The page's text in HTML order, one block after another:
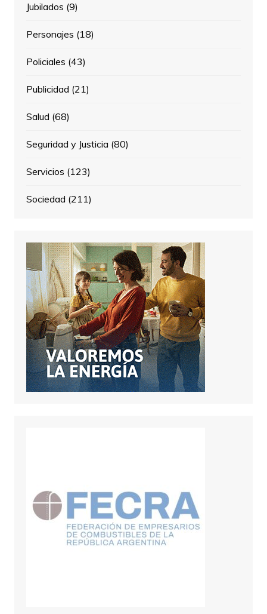
Jubilados (9)
Personajes (18)
Policiales (43)
Publicidad (21)
Salud (68)
Seguridad y Justicia (80)
Servicios (123)
Sociedad (211)